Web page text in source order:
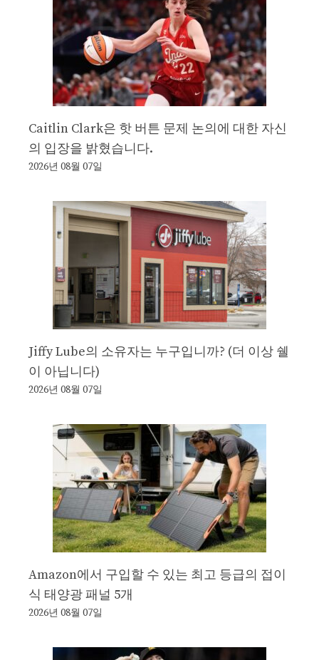
Caitlin Clark은 핫 버튼 문제 논의에 대한 자신
의 입장을 밝혔습니다.
2026년 08월 07일
Jiffy Lube의 소유자는 누구입니까? (더 이상 쉘
이 아닙니다)
2026년 08월 07일
Amazon에서 구입할 수 있는 최고 등급의 접이
식 태양광 패널 5개
2026년 08월 07일